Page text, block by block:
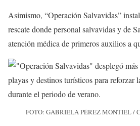
Asimismo, “Operación Salvavidas”
rescate donde personal salvavidas y de
atención médica de primeros auxilios a
FOTO: GABRIELA PÉREZ MONTIEL /